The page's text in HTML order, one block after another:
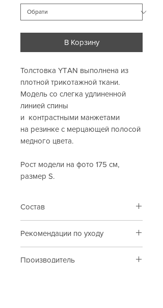
В Корзину
Толстовка YTAN выполнена из
плотной трикотажной ткани.
Модель со слегка удлиненной
линией спины
и контрастными манжетами
на резинке с мерцающей полосой
медного цвета.
Рост модели на фото 175 см,
размер S.
Состав
Дополнительная ткань: 65%
лиоцелл, 35% полиэстер.
Рекомендации по уходу
воды до 30°C.
Производитель